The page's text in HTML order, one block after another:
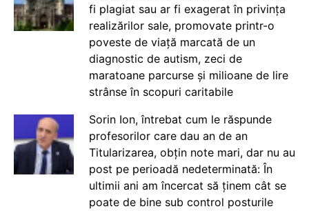
fi plagiat sau ar fi exagerat în privința
realizărilor sale, promovate printr-o
poveste de viață marcată de un
diagnostic de autism, zeci de
maratoane parcurse și milioane de lire
strânse în scopuri caritabile
Sorin Ion, întrebat cum le răspunde
profesorilor care dau an de an
Titularizarea, obțin note mari, dar nu au
post pe perioadă nedeterminată: În
ultimii ani am încercat să ținem cât se
poate de bine sub control posturile